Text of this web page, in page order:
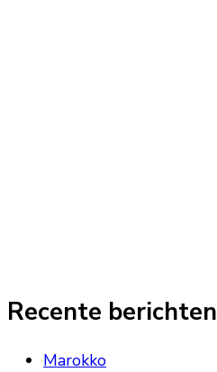
Recente berichten
Marokko